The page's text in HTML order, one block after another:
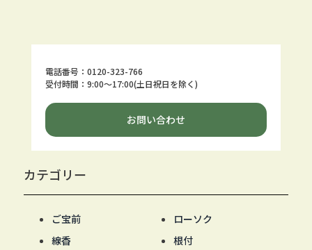
電話番号：0120-323-766
受付時間：9:00～17:00(土日祝日を除く)
お問い合わせ
カテゴリー
ご宝前
ローソク
線香
根付